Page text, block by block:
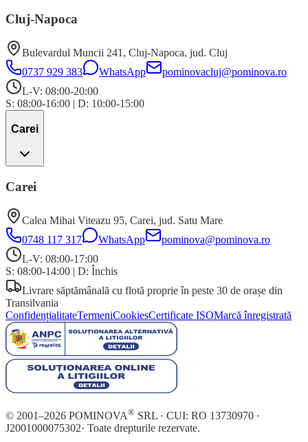
Cluj-Napoca
Bulevardul Muncii 241 , Cluj-Napoca, jud. Cluj
0737 929 383
WhatsApp
pominovacluj@pominova.ro
L-V: 08:00-20:00
S: 08:00-16:00 | D: 10:00-15:00
Carei
Carei
Calea Mihai Viteazu 95, Carei, jud. Satu Mare
0748 117 317
WhatsApp
pominova@pominova.ro
L-V: 08:00-17:00
S: 08:00-14:00 | D: Închis
Livrare săptămânală cu flotă proprie în peste 30 de orașe din
Transilvania
ConfidențialitateTermeniCookiesCertificate ISOMarcă înregistrată
© 2001–2026 POMINOVA® SRL · CUI: RO 13730970 ·
J2001000075302· Toate drepturile rezervate.